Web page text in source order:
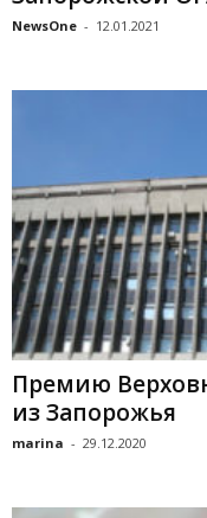
NewsOne - 12.01.2021
Премию
из Запорожья
marina - 29.12.2020